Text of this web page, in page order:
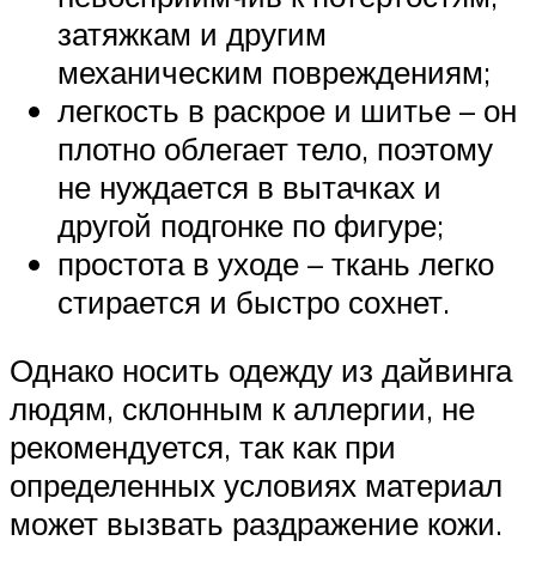
затяжкам и другим
механическим повреждениям;
легкость в раскрое и шитье – он
плотно облегает тело, поэтому
не нуждается в вытачках и
другой подгонке по фигуре;
простота в уходе – ткань легко
стирается и быстро сохнет.
Однако носить одежду из дайвинга
людям, склонным к аллергии, не
рекомендуется, так как при
определенных условиях материал
может вызвать раздражение кожи.